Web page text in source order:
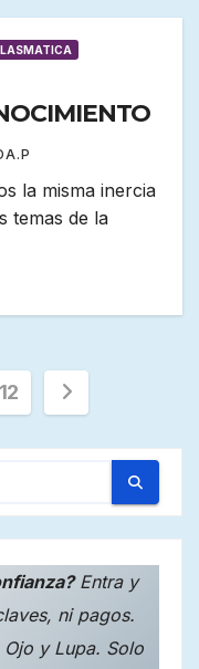
la misma inercia
temas de la
12
Entra y
ni pagos.
Ojo y Lupa. Solo